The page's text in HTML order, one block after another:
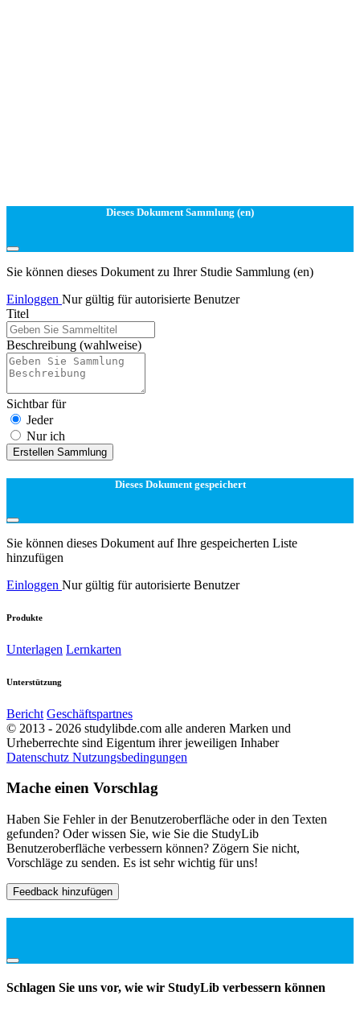
Dieses Dokument Sammlung (en)
Sie können dieses Dokument zu Ihrer Studie Sammlung (en)
Einloggen Nur gültig für autorisierte Benutzer
Titel
Beschreibung (wahlweise)
Sichtbar für
Jeder
Nur ich
Erstellen Sammlung
Dieses Dokument gespeichert
Sie können dieses Dokument auf Ihre gespeicherten Liste
hinzufügen
Einloggen Nur gültig für autorisierte Benutzer
Produkte
Unterlagen Lernkarten
Unterstützung
Bericht Geschäftspartnes
© 2013 - 2026 studylibde.com alle anderen Marken und
Urheberrechte sind Eigentum ihrer jeweiligen Inhaber
Datenschutz Nutzungsbedingungen
Mache einen Vorschlag
Haben Sie Fehler in der Benutzeroberfläche oder in den Texten
gefunden? Oder wissen Sie, wie Sie die StudyLib
Benutzeroberfläche verbessern können? Zögern Sie nicht,
Vorschläge zu senden. Es ist sehr wichtig für uns!
Feedback hinzufügen
Schlagen Sie uns vor, wie wir StudyLib verbessern können